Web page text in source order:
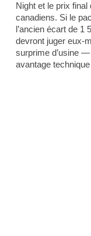
Night et le prix
canadiens. Si le
l’ancien écart de 1
devront juger eux-
surprime d’usine —
avantage